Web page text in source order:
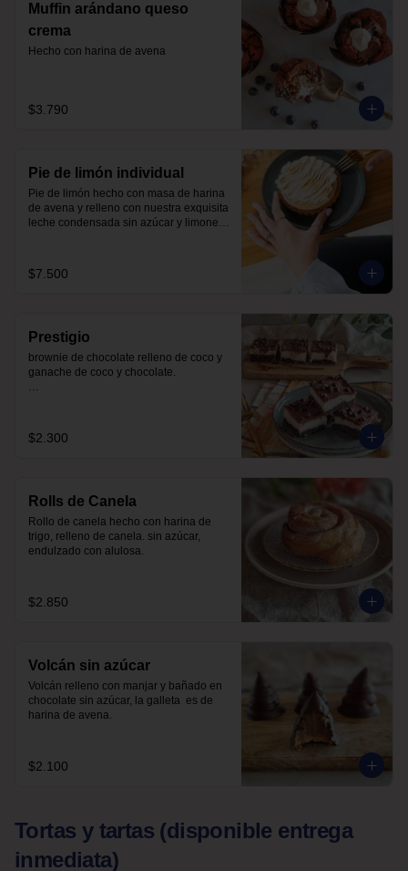
Muffin arándano queso
crema
Hecho con harina de avena
$3.790
Pie de limón individual
Pie de limón hecho con masa de harina
de avena y relleno con nuestra exquisita
leche condensada sin azúcar y limones
con alulosa.
$7.500
Prestigio
brownie de chocolate relleno de coco y
ganache de coco y chocolate.
sin soya
con harina de avena
$2.300
Rolls de Canela
Rollo de canela hecho con harina de
trigo, relleno de canela. sin azúcar,
endulzado con alulosa.
$2.850
Volcán sin azúcar
Volcán relleno con manjar y bañado en
chocolate sin azúcar, la galleta  es de
harina de avena.
$2.100
Tortas y tartas (disponible entrega
inmediata)